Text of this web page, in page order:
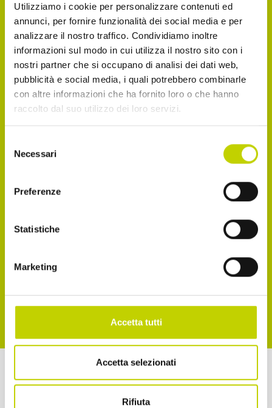
Utilizziamo i cookie per personalizzare contenuti ed
annunci, per fornire funzionalità dei social media e per
analizzare il nostro traffico. Condividiamo inoltre
informazioni sul modo in cui utilizza il nostro sito con i
nostri partner che si occupano di analisi dei dati web,
pubblicità e social media, i quali potrebbero combinarle
con altre informazioni che ha fornito loro o che hanno
raccolto dal suo utilizzo dei loro servizi.
delNecessari
Preferenze
Statistiche
Marketing
Accetta tutti
Accetta selezionati
Rifiuta
Iscriviti alla Newsletter del Festival Internazionale
dell’Economia per essere sempre informato sulle
novità e gli appuntamenti in agenda!
Email
indicato nel punto 2.b dell'informativa ex art. 13